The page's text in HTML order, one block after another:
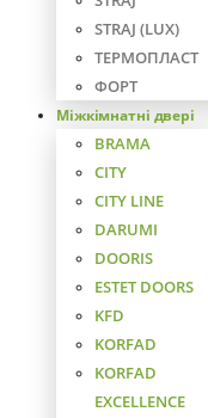
STRAJ (LUX)
ТЕРМОПЛАСТ
ФОРТ
Міжкімнатні двері
BRAMA
CITY
CITY LINE
DARUMI
DOORIS
ESTET DOORS
KFD
KORFAD
KORFAD
EXCELLENCE